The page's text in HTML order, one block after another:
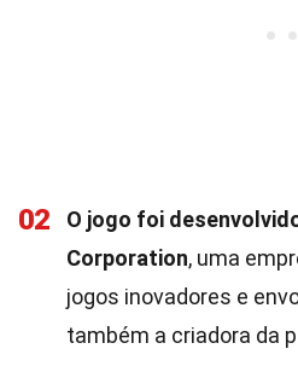
02
O jogo foi
Corporation, uma
jogos inovadores e
também a criadora da